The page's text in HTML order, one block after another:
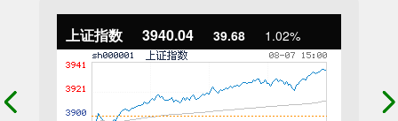
上证指数 3940.04 39.68 1.02%